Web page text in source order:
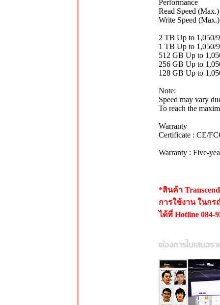
Performance
Read Speed
Write Speed
2 TB Up to 1,050/
1 TB Up to 1,050/
512 GB Up to
256 GB Up to
128 GB Up to
Note:
Speed may vary
To reach the
Warranty
Certificate : CE/
Warranty : Five-
*สินค้า
การใช้งาน ในก
ได้ที่ Hotline 084-